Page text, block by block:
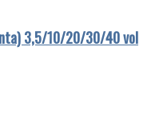
3,5/10/20/30/40 vol